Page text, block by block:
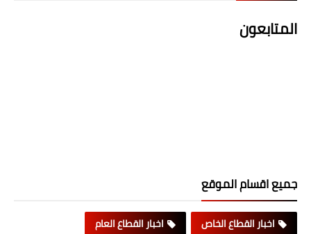
المتابعون
جميع اقسام الموقع
اخبار القطاع الخاص
اخبار القطاع العام